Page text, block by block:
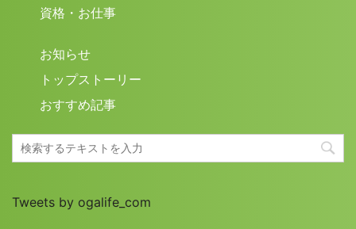
資格・お仕事
お知らせ
トップストーリー
おすすめ記事
Tweets by ogalife_com